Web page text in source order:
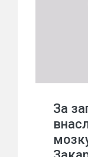
За